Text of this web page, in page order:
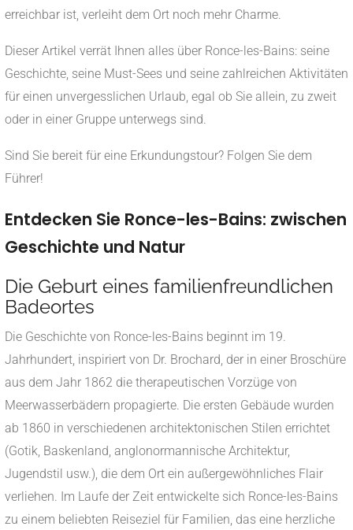
erreichbar ist, verleiht dem Ort noch mehr Charme.
Dieser Artikel verrät Ihnen alles über Ronce-les-Bains: seine
Geschichte, seine Must-Sees und seine zahlreichen Aktivitäten
für einen unvergesslichen Urlaub, egal ob Sie allein, zu zweit
oder in einer Gruppe unterwegs sind.
Sind Sie bereit für eine Erkundungstour? Folgen Sie dem
Führer!
Entdecken Sie Ronce-les-Bains: zwischen
Geschichte und Natur
Die Geburt eines familienfreundlichen
Badeortes
Die Geschichte von Ronce-les-Bains beginnt im 19.
Jahrhundert, inspiriert von Dr. Brochard, der in einer Broschüre
aus dem Jahr 1862 die therapeutischen Vorzüge von
Meerwasserbädern propagierte. Die ersten Gebäude wurden
ab 1860 in verschiedenen architektonischen Stilen errichtet
(Gotik, Baskenland, anglonormannische Architektur,
Jugendstil usw.), die dem Ort ein außergewöhnliches Flair
verliehen. Im Laufe der Zeit entwickelte sich Ronce-les-Bains
zu einem beliebten Reiseziel für Familien, das eine herzliche